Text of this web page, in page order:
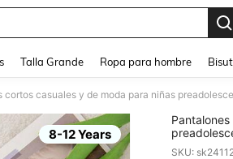
Talla Grande Ropa para hombre
cortos casuales y de moda para niñas
8-12 Years
verano
SKU: